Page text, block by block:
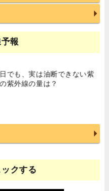
報
でも、実は油断できない紫
紫外線の量は？
クする